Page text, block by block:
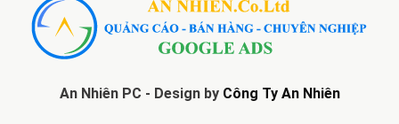
An Nhiên PC - Design by Công Ty An Nhiên